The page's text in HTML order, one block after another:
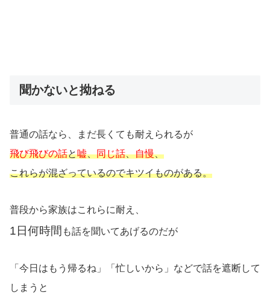
聞かないと拗ねる
普通の話なら、まだ長くても耐えられるが
飛び飛びの話と嘘、同じ話、自慢、
これらが混ざっているのでキツイものがある。
普段から家族はこれらに耐え、
1日何時間 も話を聞いてあげるのだが
「今日はもう帰るね」「忙しいから」などで話を遮断して
しまうと